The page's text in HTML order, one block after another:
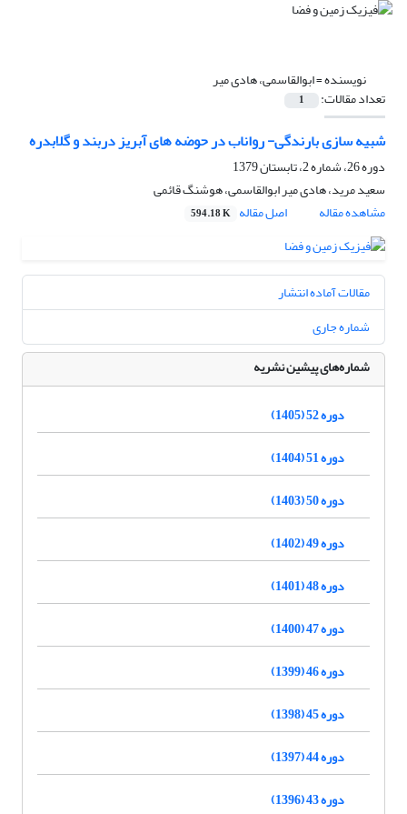
نویسنده =ابوالقاسمی، هادی میر
تعداد مقالات: 1
شبیه سازی بارندگی- رواناب در حوضه های آبریز دربند و گلابدره
دوره 26، شماره 2، تابستان 1379
سعید مرید، هادی میر ابوالقاسمی، هوشنگ قائمی
مشاهده مقاله
اصل مقاله 594.18 K
مقالات آماده انتشار
شماره جاری
شماره‌های پیشین نشریه
دوره 52 (1405)
دوره 51 (1404)
دوره 50 (1403)
دوره 49 (1402)
دوره 48 (1401)
دوره 47 (1400)
دوره 46 (1399)
دوره 45 (1398)
دوره 44 (1397)
دوره 43 (1396)